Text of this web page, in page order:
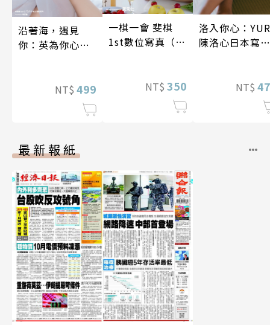
沿著海，遇見
你：英為你心動
NT$ 499
一棋一會 斐棋
1st數位寫真（含
NT$ 350
洛入你心：
陳洛心日本寫真
NT$
最新報紙